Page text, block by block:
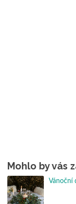
Mohlo by vás
Vánoční